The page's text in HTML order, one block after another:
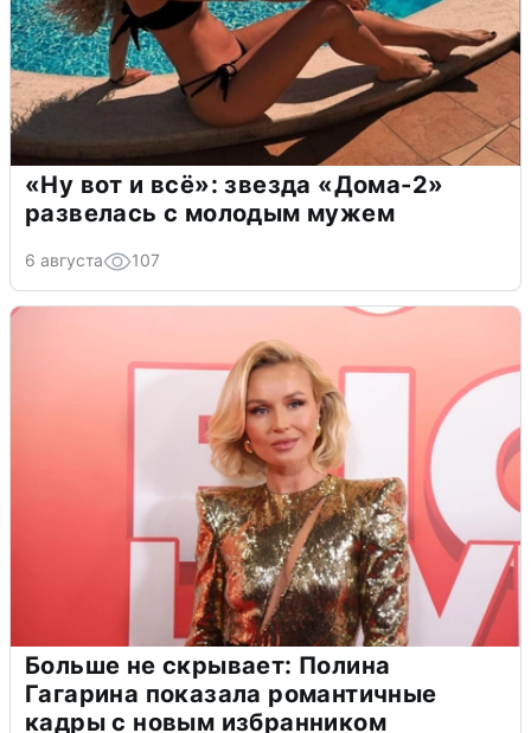
«Ну вот и всё»: звезда «Дома-2»
развелась с молодым мужем
6 августа 107
Больше не скрывает: Полина
Гагарина показала романтичные
кадры с новым избранником